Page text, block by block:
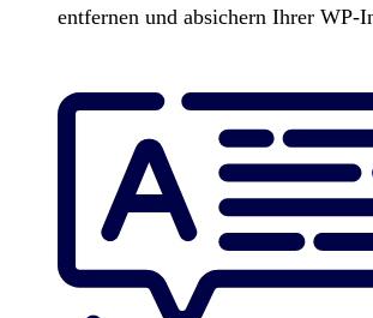
entfernen und absichern Ihrer WP-